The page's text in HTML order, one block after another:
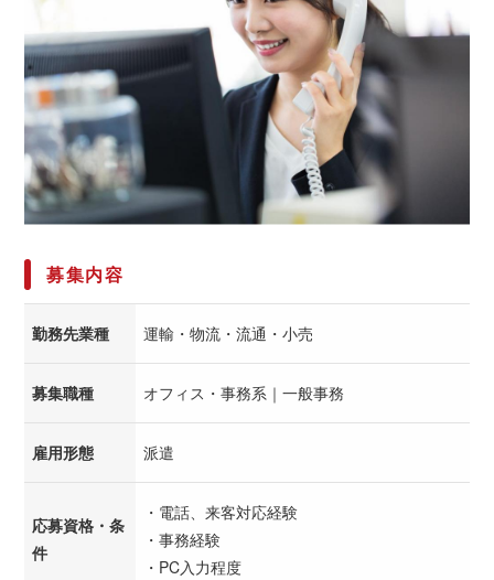
募集内容
勤務先業種 運輸・物流・流通・小売
募集職種 オフィス・事務系｜一般事務
雇用形態 派遣
応募資格・条
件
・電話、来客対応経験
・事務経験
・PC入力程度